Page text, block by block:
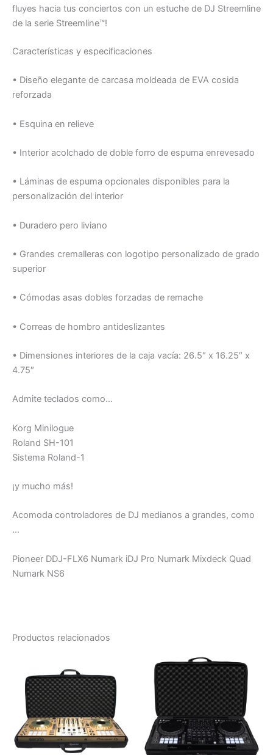
fluyes hacia tus conciertos con un estuche de DJ Streemline
de la serie Streemline™!
Características y especificaciones
• Diseño elegante de carcasa moldeada de EVA cosida
reforzada
• Esquina en relieve
• Interior acolchado de doble forro de espuma enrevesado
• Láminas de espuma opcionales disponibles para la
personalización del interior
• Duradero pero liviano
• Grandes cremalleras con logotipo personalizado de grado
superior
• Cómodas asas dobles forzadas de remache
• Correas de hombro antideslizantes
• Dimensiones interiores de la caja vacía: 26.5″ x 16.25″ x
4.75″
Admite teclados como…
Korg Minilogue
Roland SH-101
Sistema Roland-1
¡y mucho más!
Acomoda controladores de DJ medianos a grandes, como
…
Pioneer DDJ-FLX6 Numark iDJ Pro Numark Mixdeck Quad
Numark NS6
Productos relacionados